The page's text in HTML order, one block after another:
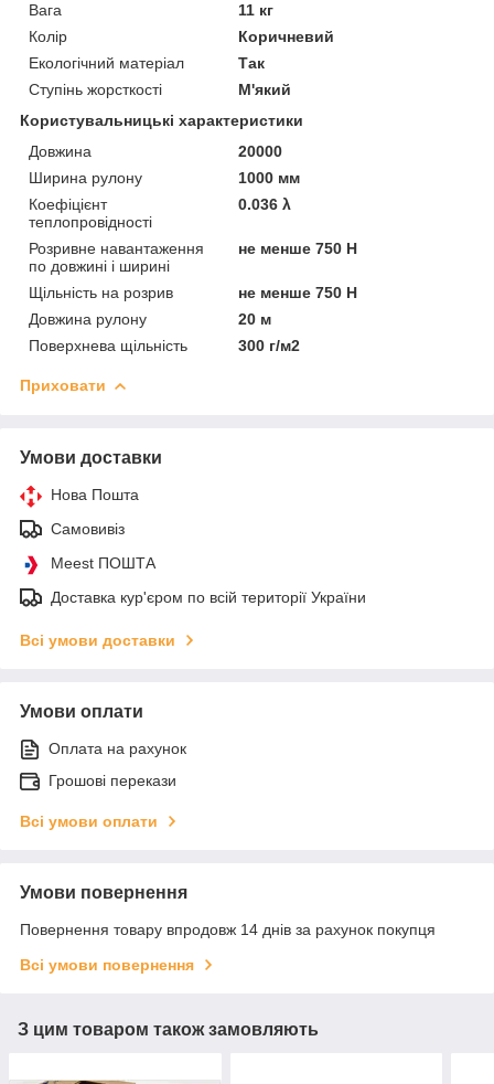
Вага
11 кг
Колір
Коричневий
Екологічний матеріал
Так
Ступінь жорсткості
М'який
Користувальницькі характеристики
Довжина
20000
Ширина рулону
1000 мм
Коефіцієнт
теплопровідності
0.036 λ
Розривне навантаження
по довжині і ширині
не менше 750 Н
Щільність на розрив
не менше 750 H
Довжина рулону
20 м
Поверхнева щільність
300 г/м2
Приховати
Умови доставки
Нова Пошта
Самовивіз
Meest ПОШТА
Доставка кур'єром по всій території України
Всі умови доставки
Умови оплати
Оплата на рахунок
Грошові перекази
Всі умови оплати
Умови повернення
Повернення товару впродовж 14 днів за рахунок покупця
Всі умови повернення
З цим товаром також замовляють